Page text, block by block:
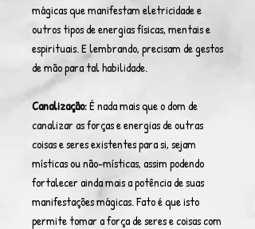
mágicas que manifestam eletricidade e
outros tipos de energias físicas, mentais e
espirituais. E lembrando, precisam de gestos
de mão para tal habilidade.
Canalização:É nada mais que o dom de
canalizar as forças e energias de outras
coisas e seres existentes para si, sejam
místicas ou não-místicas, assim podendo
fortalecer ainda mais a potência de suas
manifestações mágicas. Fato é que isto
permite tomar a força de seres e coisas com